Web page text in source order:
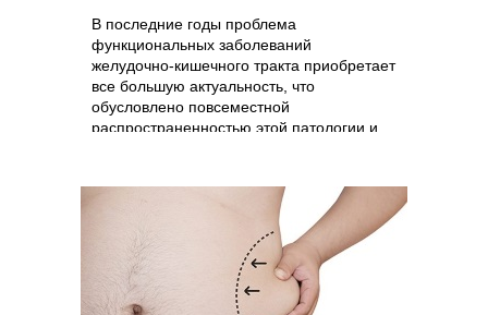
В последние годы проблема
функциональных заболеваний
желудочно-кишечного тракта приобретает
все большую актуальность, что
обусловлено повсеместной
распространенностью этой патологии и